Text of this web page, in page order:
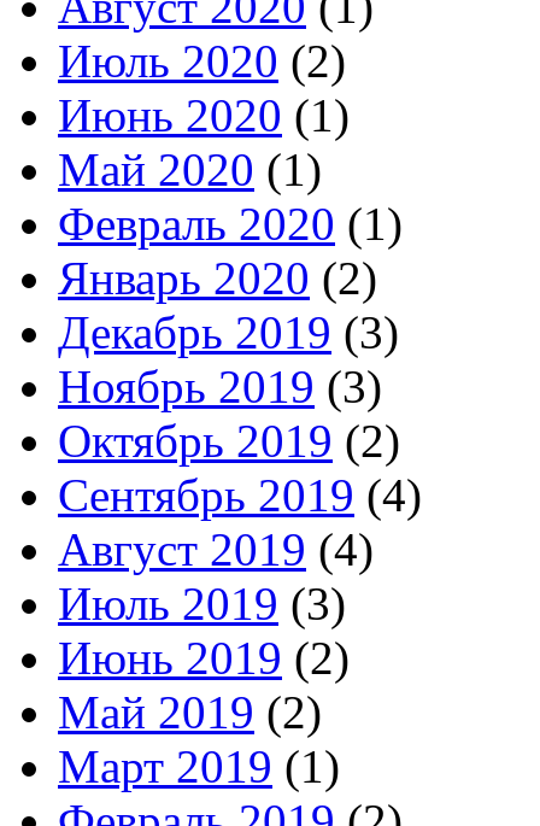
Июль 2020 (2)
Июнь 2020 (1)
Май 2020 (1)
Февраль 2020 (1)
Январь 2020 (2)
Декабрь 2019 (3)
Ноябрь 2019 (3)
Октябрь 2019 (2)
Сентябрь 2019 (4)
Август 2019 (4)
Июль 2019 (3)
Июнь 2019 (2)
Май 2019 (2)
Март 2019 (1)